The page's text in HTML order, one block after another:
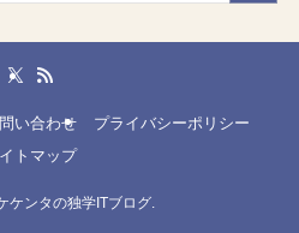
い合わせ
プライバシーポリシー
トマップ
ケンタの独学ITブログ.